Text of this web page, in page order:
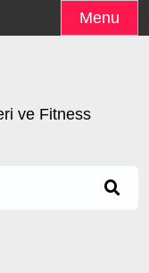
Menu
ve Fitness